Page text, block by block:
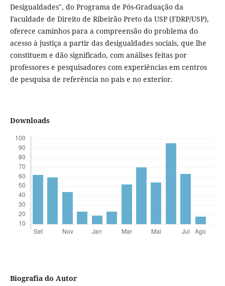
Desigualdades", do Programa de Pós-Graduação da
Faculdade de Direito de Ribeirão Preto da USP (FDRP/USP),
oferece caminhos para a compreensão do problema do
acesso à justiça a partir das desigualdades sociais, que lhe
constituem e dão significado, com análises feitas por
professores e pesquisadores com experiências em centros
de pesquisa de referência no pais e no exterior.
Downloads
Biografia do Autor